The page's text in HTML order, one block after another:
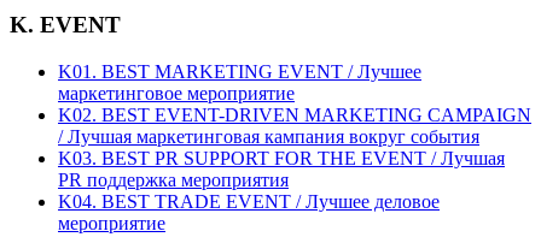
K. EVENT
K01. BEST MARKETING EVENT / Лучшее
маркетинговое мероприятие
K02. BEST EVENT-DRIVEN MARKETING CAMPAIGN
/ Лучшая маркетинговая кампания вокруг события
K03. BEST PR SUPPORT FOR THE EVENT / Лучшая
PR поддержка мероприятия
K04. BEST TRADE EVENT / Лучшее деловое
мероприятие